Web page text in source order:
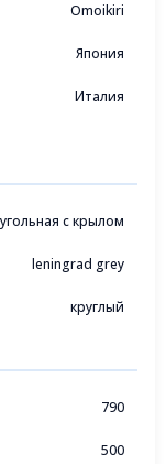
Omoikiri
Япония
Италия
с крылом
leningrad grey
круглый
790
500